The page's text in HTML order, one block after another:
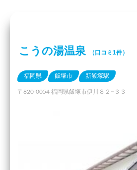
こうの湯温泉 （口コミ1件）
福岡県 飯塚市 新飯塚駅
〒820-0054 福岡県飯塚市伊川８２−３３